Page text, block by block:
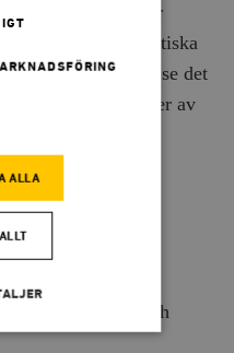
jordbruksmark är
är mer skeptiska
Man kan se det
eftersom inkomster av
och
och
ALLA